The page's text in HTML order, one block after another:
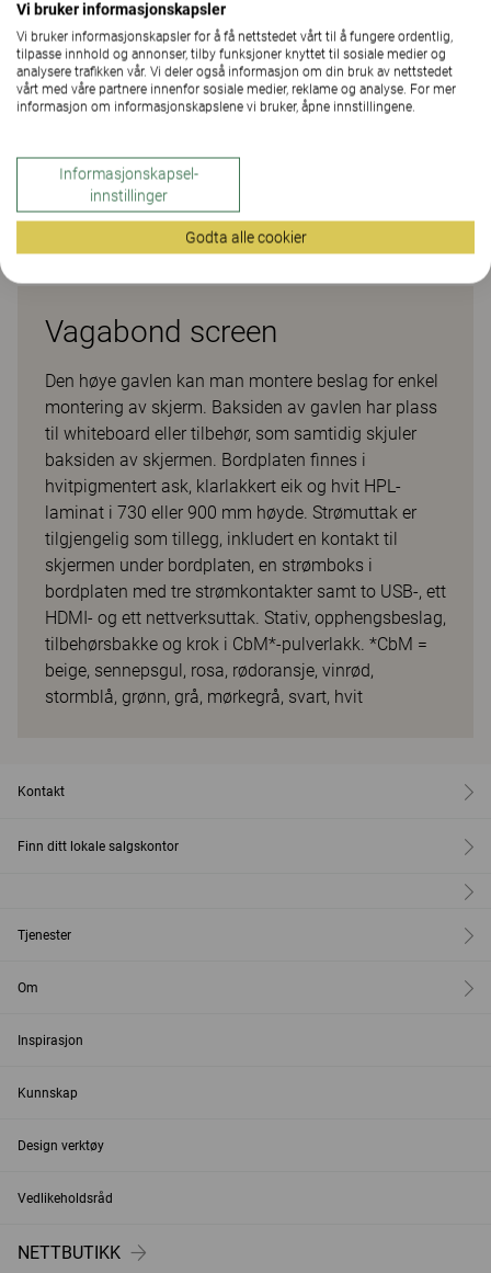
Material
Downloads (
Vagabond screen
Den høye gavlen kan man montere beslag for enkel
montering av skjerm. Baksiden av gavlen har plass
til whiteboard eller tilbehør, som samtidig skjuler
baksiden av skjermen. Bordplaten finnes i
hvitpigmentert ask, klarlakkert eik og hvit HPL-
laminat i 730 eller 900 mm høyde. Strømuttak er
tilgjengelig som tillegg, inkludert en kontakt til
skjermen under bordplaten, en strømboks i
bordplaten med tre strømkontakter samt to USB-, ett
HDMI- og ett nettverksuttak. Stativ, opphengsbeslag,
tilbehørsbakke og krok i CbM*-pulverlakk. *CbM =
beige, sennepsgul, rosa, rødoransje, vinrød,
stormblå, grønn, grå, mørkegrå, svart, hvit
Kontakt
Finn ditt lokale salgskontor
Tjenester
Om
Inspirasjon
Kunnskap
Design verktøy
Vedlikeholdsråd
NETTBUTIKK
Vi bruker informasjonskapsler
Vi bruker informasjonskapsler for å få nettstedet vårt til å fungere ordentlig,
tilpasse innhold og annonser, tilby funksjoner knyttet til sosiale medier og
analysere trafikken vår. Vi deler også informasjon om din bruk av nettstedet
vårt med våre partnere innenfor sosiale medier, reklame og analyse. For mer
informasjon om informasjonskapslene vi bruker, åpne innstillingene.
Informasjonskapsel-
innstillinger
Godta alle cookier